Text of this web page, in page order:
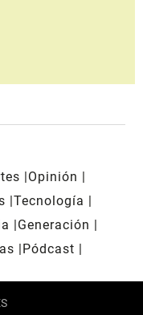
Opinión
Tecnología
Generación
Pódcast